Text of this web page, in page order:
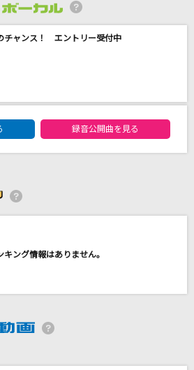
ど
チャンス！ エントリー受付中
ーカルエントリーランキング
録音公開曲を見る